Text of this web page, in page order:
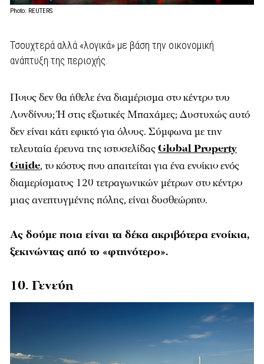
Photo: REUTERS
Τσουχτερά αλλά «λογικά» με βάση την οικονομική
ανάπτυξη της περιοχής.
Ποιος δεν θα ήθελε ένα διαμέρισμα στο κέντρο του
Λονδίνου; Ή στις εξωτικές Μπαχάμες; Δυστυχώς αυτό
δεν είναι κάτι εφικτό για όλους. Σύμφωνα με την
τελευταία έρευνα της ιστοσελίδαςGlobal Property
Guide, το κόστος που απαιτείται για ένα ενοίκιο ενός
διαμερίσματος 120 τετραγωνικών μέτρων στο κέντρο
μιας ανεπτυγμένης πόλης, είναι δυσθεώρητο.
Ας δούμε ποια είναι τα δέκα ακριβότερα ενοίκια,
ξεκινώντας από το «φτηνότερο».
10. Γενεύη